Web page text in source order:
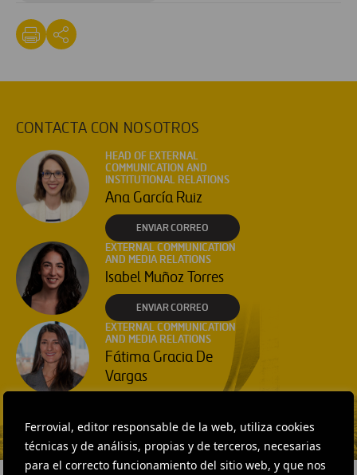
Ferrovial, editor responsable de la web, utiliza cookies
técnicas y de análisis, propias y de terceros, necesarias
para el correcto funcionamiento del sitio web, y que nos
CONTACTA CON NOSOTROS
HEAD OF EXTERNAL
COMMUNICATION AND
INSTITUTIONAL RELATIONS
Ana García Ruiz
ENVIAR CORREO
EXTERNAL COMMUNICATION
AND MEDIA RELATIONS
Isabel Muñoz Torres
ENVIAR CORREO
EXTERNAL COMMUNICATION
AND MEDIA RELATIONS
Fátima Gracia De
Vargas